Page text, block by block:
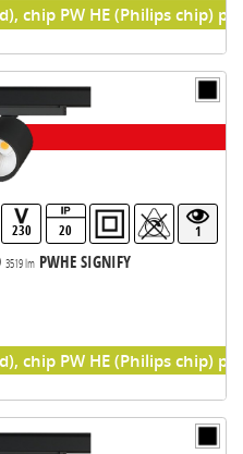
chip PW HE (Philips chip)
230 20 1
3519 lmPWHE SIGNIFY
chip PW HE (Philips chip)